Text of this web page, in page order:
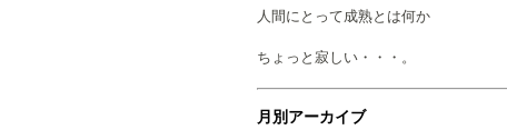
人間にとって成熟とは何か
ちょっと寂しい・・・。
月別アーカイブ